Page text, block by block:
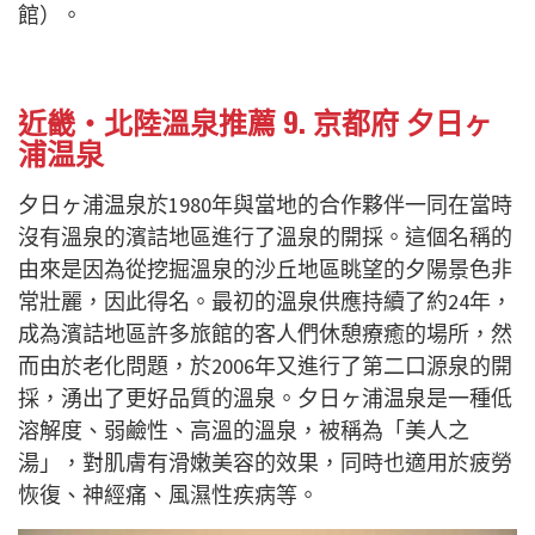
館）。
近畿・北陸溫泉推薦 9. 京都府 夕日ヶ
浦温泉
夕日ヶ浦温泉於1980年與當地的合作夥伴一同在當時
沒有溫泉的濱詰地區進行了溫泉的開採。這個名稱的
由來是因為從挖掘溫泉的沙丘地區眺望的夕陽景色非
常壯麗，因此得名。最初的溫泉供應持續了約24年，
成為濱詰地區許多旅館的客人們休憩療癒的場所，然
而由於老化問題，於2006年又進行了第二口源泉的開
採，湧出了更好品質的溫泉。夕日ヶ浦温泉是一種低
溶解度、弱鹼性、高溫的溫泉，被稱為「美人之
湯」，對肌膚有滑嫩美容的效果，同時也適用於疲勞
恢復、神經痛、風濕性疾病等。